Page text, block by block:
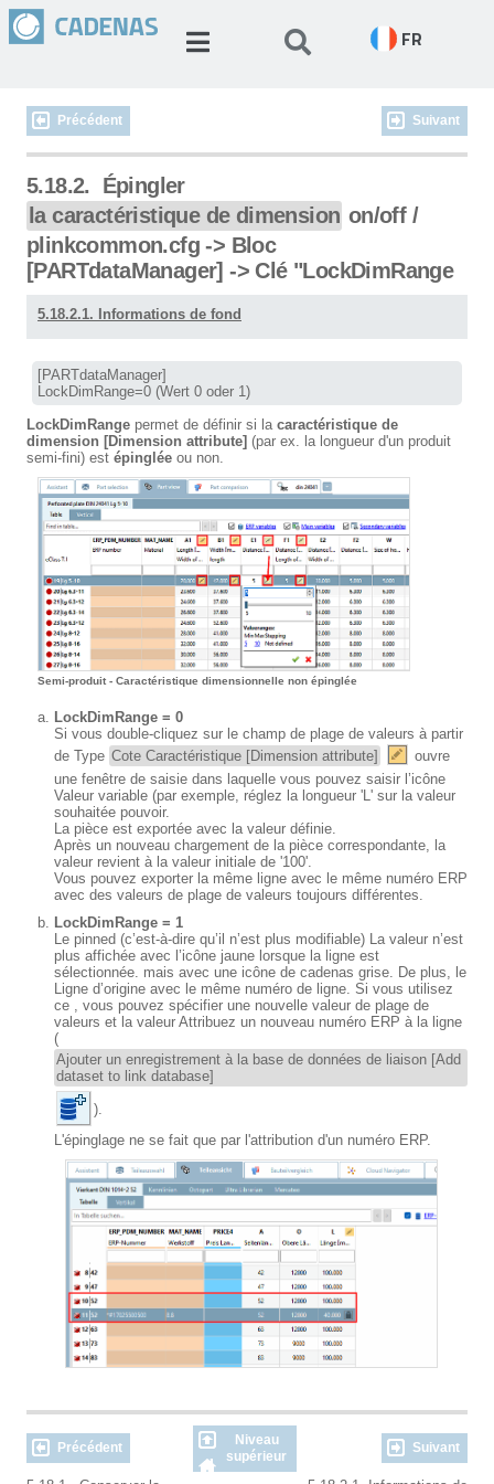
FR
Précédent Suivant
5.18.2. Épingler
la caractéristique de dimension on/off /
plinkcommon.cfg -> Bloc
[PARTdataManager] -> Clé "LockDimRange
5.18.2.1. Informations de fond
[PARTdataManager]
LockDimRange=0 (Wert 0 oder 1)
LockDimRange permet de définir si la caractéristique de
dimension [Dimension attribute] (par ex. la longueur d'un produit
semi-fini) est épinglée ou non.
Semi-produit - Caractéristique dimensionnelle non épinglée
LockDimRange = 0
Si vous double-cliquez sur le champ de plage de valeurs à partir
de Type Cote Caractéristique [Dimension attribute]
ouvre
une fenêtre de saisie dans laquelle vous pouvez saisir l’icône
Valeur variable (par exemple, réglez la longueur 'L' sur la valeur
souhaitée pouvoir.
La pièce est exportée avec la valeur définie.
Après un nouveau chargement de la pièce correspondante, la
valeur revient à la valeur initiale de '100'.
Vous pouvez exporter la même ligne avec le même numéro ERP
avec des valeurs de plage de valeurs toujours différentes.
LockDimRange = 1
Le pinned (c’est-à-dire qu’il n’est plus modifiable) La valeur n’est
plus affichée avec l’icône jaune lorsque la ligne est
sélectionnée. mais avec une icône de cadenas grise. De plus, le
Ligne d’origine avec le même numéro de ligne. Si vous utilisez
ce , vous pouvez spécifier une nouvelle valeur de plage de
valeurs et la valeur Attribuez un nouveau numéro ERP à la ligne
(
Ajouter un enregistrement à la base de données de liaison [Add
dataset to link database]
).
L'épinglage ne se fait que par l'attribution d'un numéro ERP.
Précédent
Niveau
supérieur
Suivant